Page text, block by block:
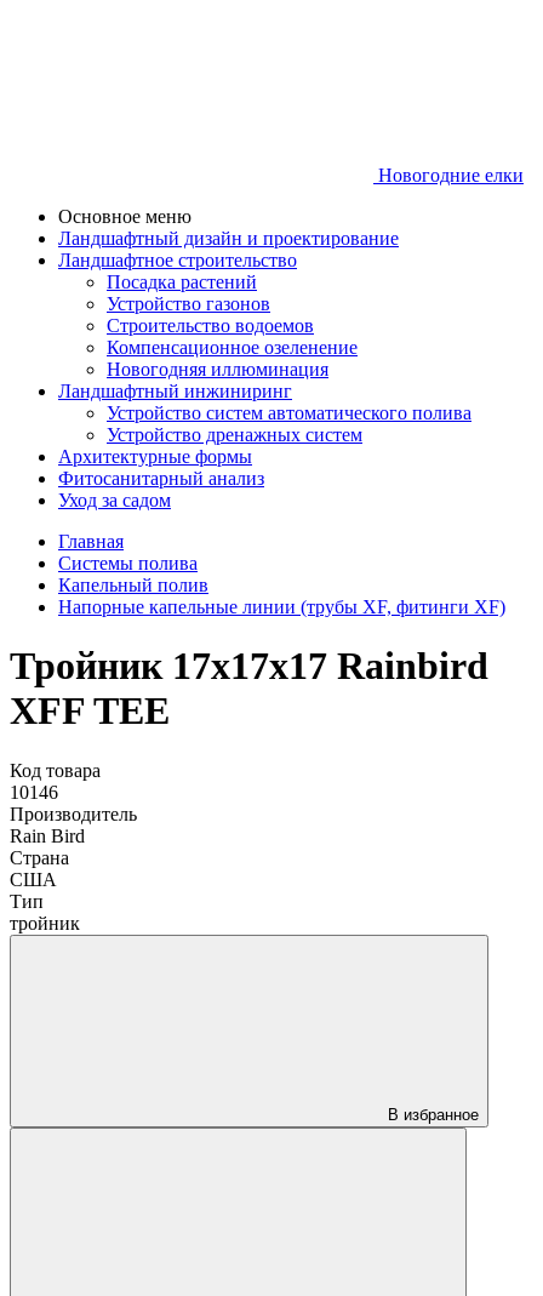
Новогодние елки
Основное меню
Ландшафтный дизайн и проектирование
Ландшафтное строительство
Посадка растений
Устройство газонов
Строительство водоемов
Компенсационное озеленение
Новогодняя иллюминация
Ландшафтный инжиниринг
Устройство систем автоматического полива
Устройство дренажных систем
Aрхитектурные формы
Фитосанитарный анализ
Уход за садом
Главная
Системы полива
Капельный полив
Напорные капельные линии (трубы XF, фитинги XF)
Тройник 17х17х17 Rainbird
XFF TEE
Код товара
10146
Производитель
Rain Bird
Страна
США
Тип
тройник
В избранное